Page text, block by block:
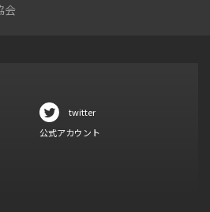
会
twitter
公式アカウント